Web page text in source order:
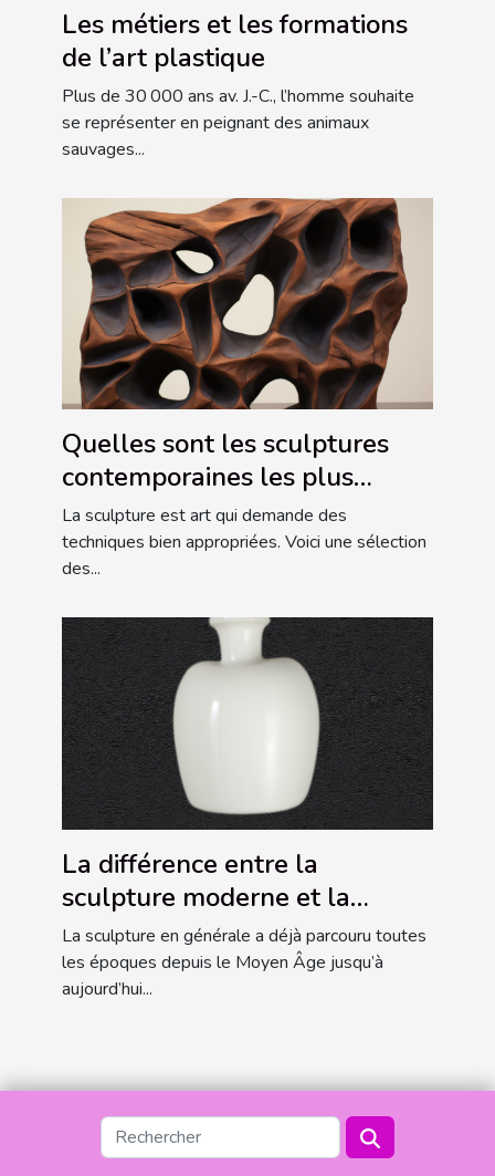
Les métiers et les formations
de l’art plastique
Plus de 30 000 ans av. J.-C., l’homme souhaite
se représenter en peignant des animaux
sauvages...
Quelles sont les sculptures
contemporaines les plus
connues ?
La sculpture est art qui demande des
techniques bien appropriées. Voici une sélection
des...
La différence entre la
sculpture moderne et la
sculpture grecque antique
La sculpture en générale a déjà parcouru toutes
les époques depuis le Moyen Âge jusqu’à
aujourd’hui...